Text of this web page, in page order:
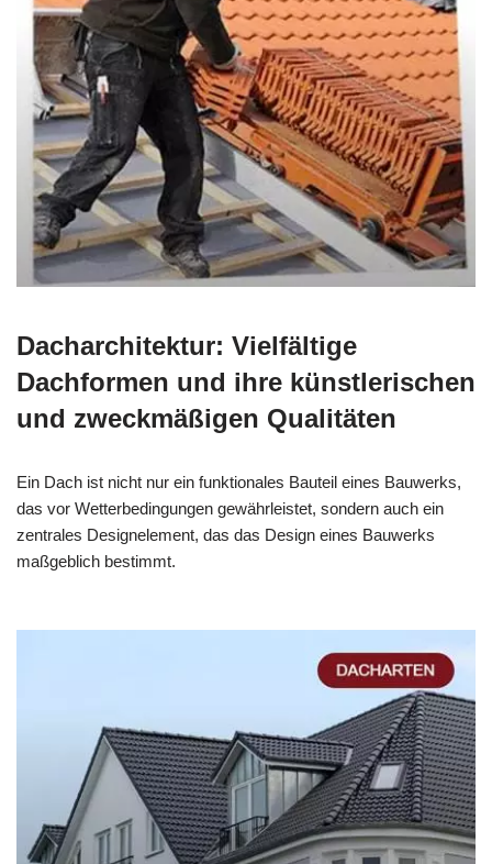
Dacharchitektur: Vielfältige
Dachformen und ihre künstlerischen
und zweckmäßigen Qualitäten
Ein Dach ist nicht nur ein funktionales Bauteil eines Bauwerks,
das vor Wetterbedingungen gewährleistet, sondern auch ein
zentrales Designelement, das das Design eines Bauwerks
maßgeblich bestimmt.